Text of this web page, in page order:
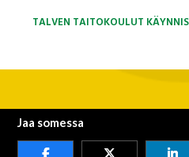
TALVEN TAITOKOULUT
Jaa somessa